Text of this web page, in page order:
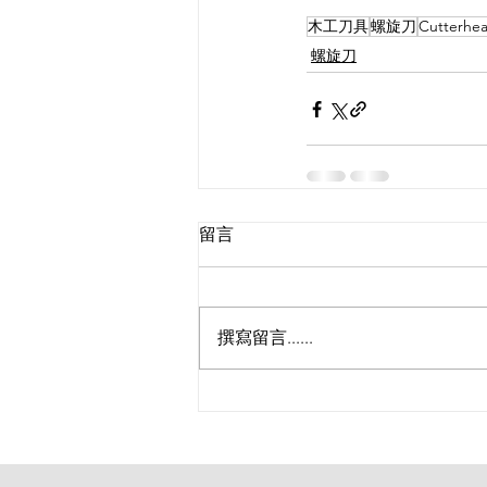
木工刀具螺旋刀
螺旋刀
留言
撰寫留言......